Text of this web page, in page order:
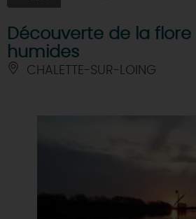
Découverte de la flore
humides
CHALETTE-SUR-LOING